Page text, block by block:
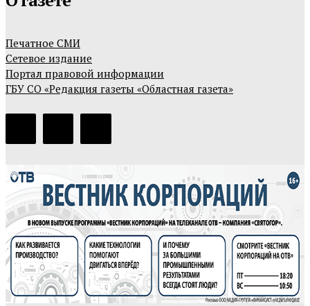
Печатное СМИ
Сетевое издание
Портал правовой информации
ГБУ СО «Редакция газеты «Областная газета»